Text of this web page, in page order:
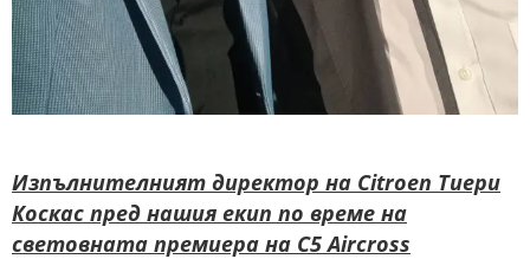
Изпълнителният директор на Citroen Тиери
Коскас пред нашия екип по време на
световната премиера на C5 Aircross